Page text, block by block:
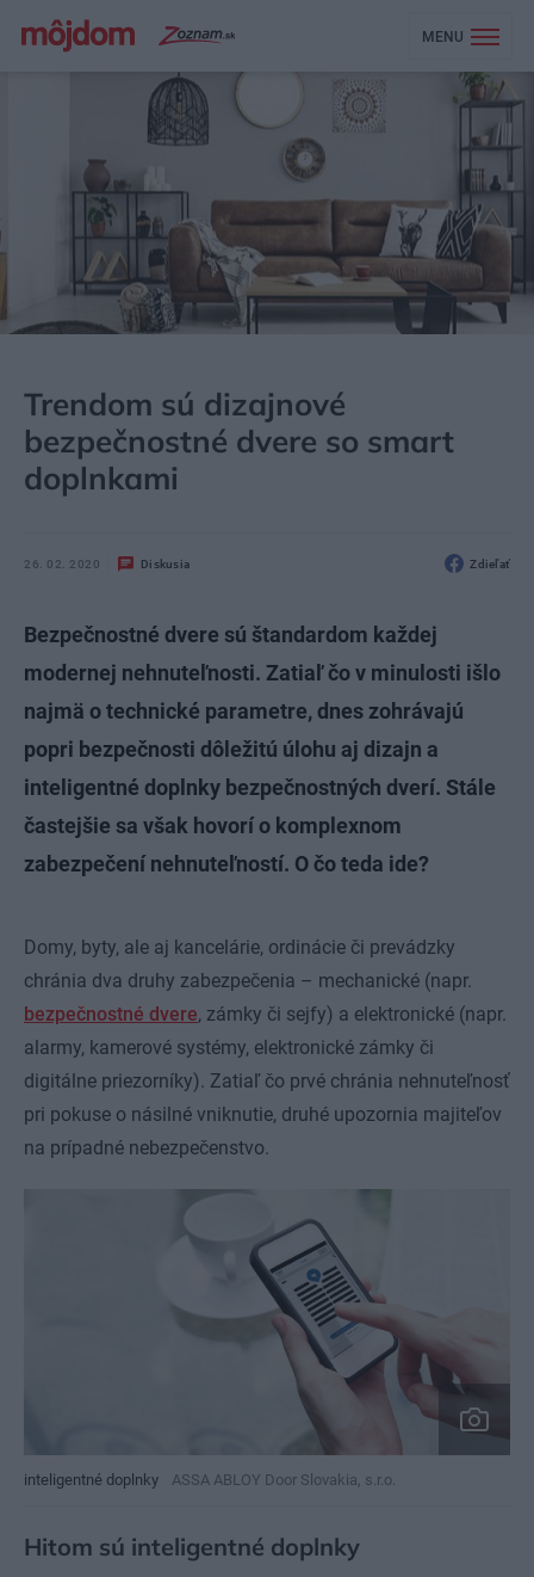
MENU
Trendom sú dizajnové
bezpečnostné dvere so smart
doplnkami
26. 02. 2020 Diskusia Zdieľať
Bezpečnostné dvere sú štandardom každej
modernej nehnuteľnosti. Zatiaľ čo v minulosti išlo
najmä o technické parametre, dnes zohrávajú
popri bezpečnosti dôležitú úlohu aj dizajn a
inteligentné doplnky bezpečnostných dverí. Stále
častejšie sa však hovorí o komplexnom
zabezpečení nehnuteľností. O čo teda ide?
Domy, byty, ale aj kancelárie, ordinácie či prevádzky
chránia dva druhy zabezpečenia – mechanické (napr.
bezpečnostné dvere, zámky či sejfy) a elektronické (napr.
alarmy, kamerové systémy, elektronické zámky či
digitálne priezorníky). Zatiaľ čo prvé chránia nehnuteľnosť
pri pokuse o násilné vniknutie, druhé upozornia majiteľov
na prípadné nebezpečenstvo.
inteligentné doplnky ASSA ABLOY Door Slovakia, s.r.o.
Hitom sú inteligentné doplnky